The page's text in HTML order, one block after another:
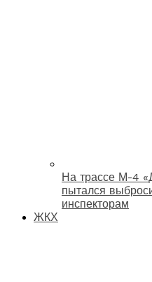
На трассе М-4
пытался
инспекторам
ЖКХ